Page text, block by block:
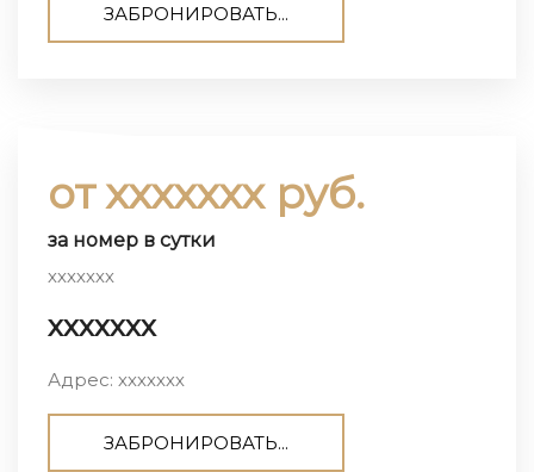
ЗАБРОНИРОВАТЬ...
от ххххххх руб.
за номер в сутки
ххххххх
ххххххх
Адрес: ххххххх
ЗАБРОНИРОВАТЬ...